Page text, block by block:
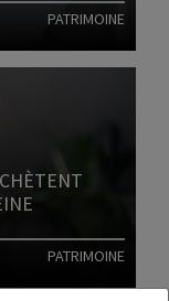
PATRIMOINE
PATRIMOINE